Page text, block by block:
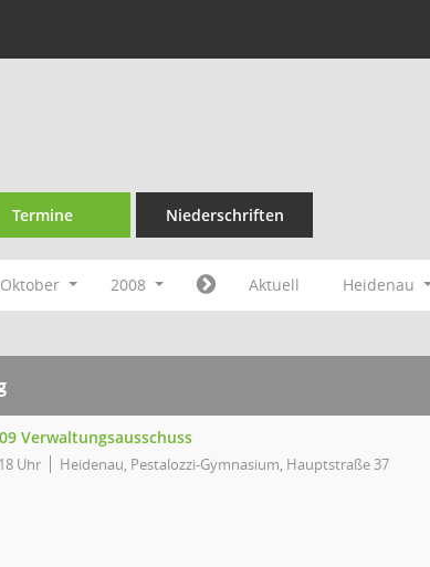
Termine Niederschriften
Oktober 2008 Aktuell Heidenau
Verwaltungsausschuss
Uhr Heidenau, Pestalozzi-Gymnasium, Hauptstraße 37